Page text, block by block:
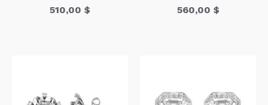
510,00 $
560,00 $